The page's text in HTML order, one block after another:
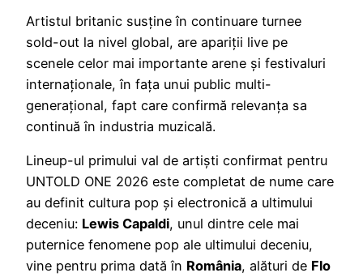
Artistul britanic susține în continuare turnee
sold-out la nivel global, are apariții live pe
scenele celor mai importante arene și festivaluri
internaționale, în fața unui public multi-
generațional, fapt care confirmă relevanța sa
continuă în industria muzicală.
Lineup-ul primului val de artiști confirmat pentru
UNTOLD ONE 2026 este completat de nume care
au definit cultura pop și electronică a ultimului
deceniu: Lewis Capaldi, unul dintre cele mai
puternice fenomene pop ale ultimului deceniu,
vine pentru prima dată în România, alături de Flo